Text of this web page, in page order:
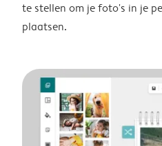
te stellen om je foto's in je
plaatsen.